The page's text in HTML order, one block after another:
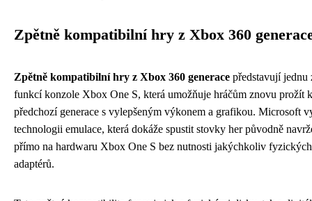
Zpětně kompatibilní hry z Xbox 360
Zpětně kompatibilní hry z Xbox 360 generace představují jednu
funkcí konzole Xbox One S, která umožňuje hráčům znovu prožít
předchozí generace s vylepšeným výkonem a grafikou. Microsoft
technologii emulace, která dokáže spustit stovky her původně
přímo na hardwaru Xbox One S bez nutnosti jakýchkoliv
adaptérů.